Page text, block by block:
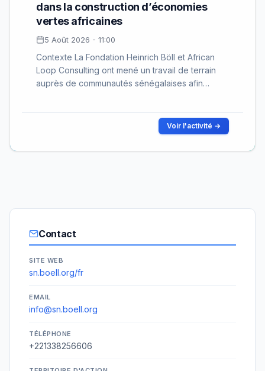
dans la construction d’économies
vertes africaines
5 Août 2026 - 11:00
Contexte La Fondation Heinrich Böll et African
Loop Consulting ont mené un travail de terrain
auprès de communautés sénégalaises afin…
Voir l'activité →
Contact
SITE WEB
sn.boell.org/fr
EMAIL
info@sn.boell.org
TÉLÉPHONE
+221338256606